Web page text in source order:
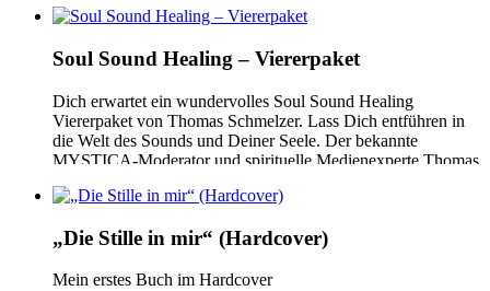
Licht wieder deutlich sehen. Gönne Dir nun also Ruhe, um
Soul Sound Healing – Viererpaket
Dich erwartet ein wundervolles Soul Sound Healing
Viererpaket von Thomas Schmelzer. Lass Dich entführen in
die Welt des Sounds und Deiner Seele. Der bekannte
MYSTICA-Moderator und spirituelle Medienexperte Thomas
Form der Klangheilung entwickelt. Komplett improvisiert
Stimme, inspiriert […]
„Die Stille in mir“ (Hardcover)
Mein erstes Buch im Hardcover